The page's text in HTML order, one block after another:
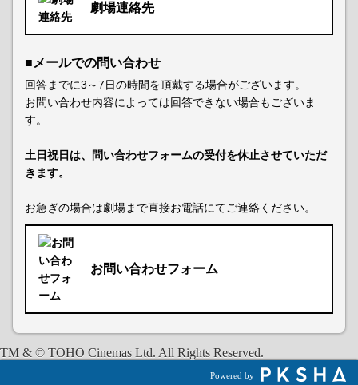
劇場連絡先
■メールでの問い合わせ
回答までに3～7日の時間を頂戴する場合がございます。
お問い合わせ内容によっては回答できない場合もございま
す。
土日祝日は、問い合わせフォームの受付を休止させていただ
きます。
お急ぎの場合は劇場まで直接お電話にてご連絡ください。
お問い合わせフォーム
TM & © TOHO Cinemas Ltd. All Rights Reserved.
Powered by